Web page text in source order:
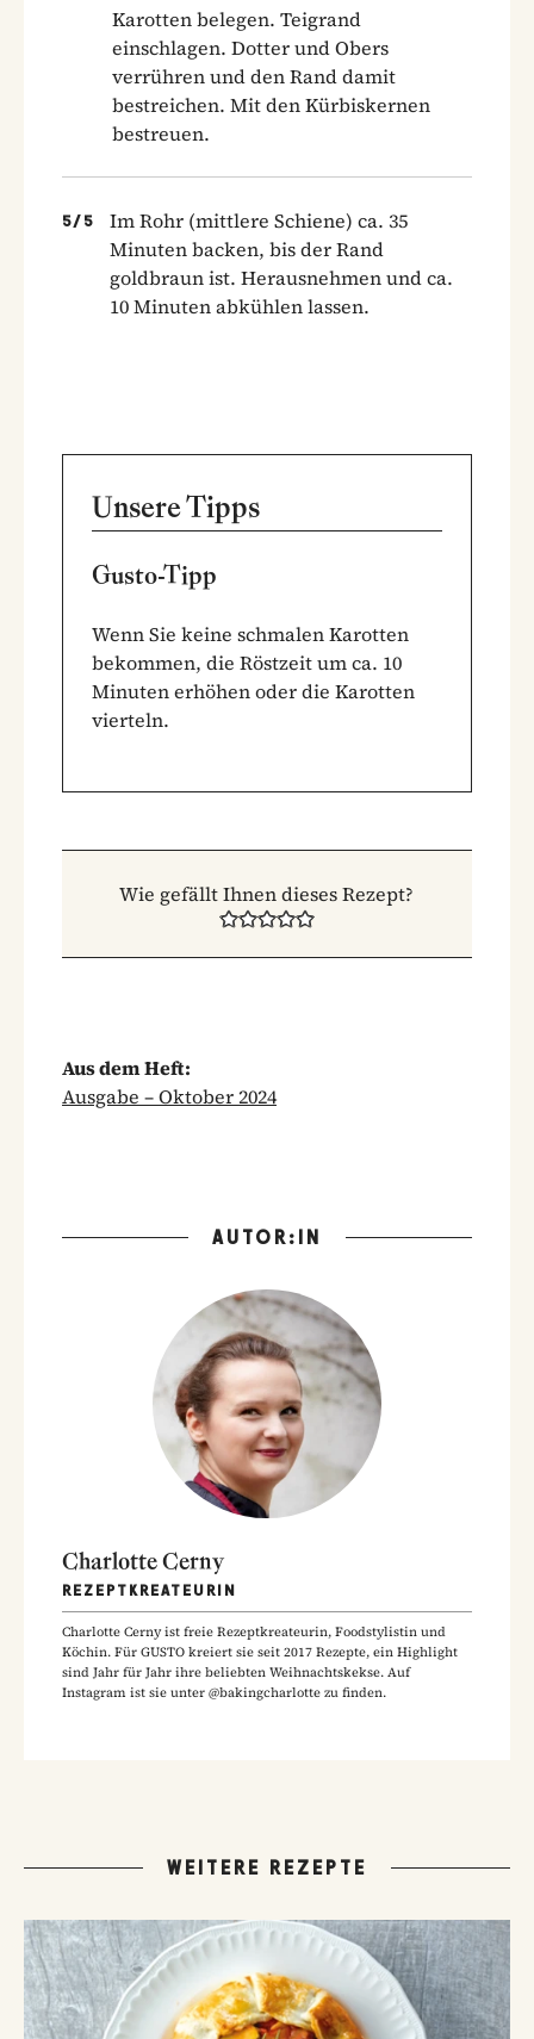
Karotten belegen. Teigrand
einschlagen. Dotter und Obers
verrühren und den Rand damit
bestreichen. Mit den Kürbiskernen
bestreuen.
5/ 5
Im Rohr (mittlere Schiene) ca. 35
Minuten backen, bis der Rand
goldbraun ist. Herausnehmen und ca.
10 Minuten abkühlen lassen.
Unsere Tipps
Gusto-Tipp
Wenn Sie keine schmalen Karotten
bekommen, die Röstzeit um ca. 10
Minuten erhöhen oder die Karotten
vierteln.
Wie gefällt Ihnen dieses Rezept?
Aus dem Heft:
Ausgabe – Oktober 2024
AUTOR:IN
Charlotte Cerny
REZEPTKREATEURIN
Charlotte Cerny ist freie Rezeptkreateurin, Foodstylistin und
Köchin. Für GUSTO kreiert sie seit 2017 Rezepte, ein Highlight
sind Jahr für Jahr ihre beliebten Weihnachtskekse. Auf
Instagram ist sie unter @bakingcharlotte zu finden.
WEITERE REZEPTE